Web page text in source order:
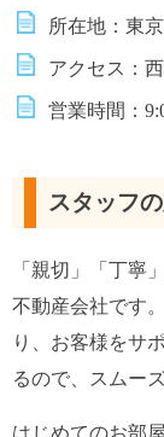
所在地：東
アクセス：
営業時間：
スタッフ
「親切」「丁寧
不動産会社です
り、お客様をサ
るので、スムー
はじめてのお部